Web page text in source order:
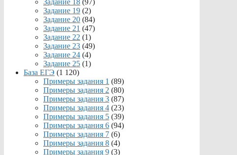
Задание 19 (2)
Задание 20 (84)
Задание 21 (47)
Задание 22 (1)
Задание 23 (49)
Задание 24 (4)
Задание 25 (1)
База ЕГЭ (1 120)
Примеры задания 1 (89)
Примеры задания 2 (80)
Примеры задания 3 (87)
Примеры задания 4 (23)
Примеры задания 5 (39)
Примеры задания 6 (94)
Примеры задания 7 (6)
Примеры задания 8 (4)
Примеры задания 9 (3)